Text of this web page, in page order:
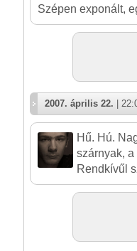
Szépen exponált,
2007. április 22. |
Hű. Hú.
szárnyak,
Rendkívűl